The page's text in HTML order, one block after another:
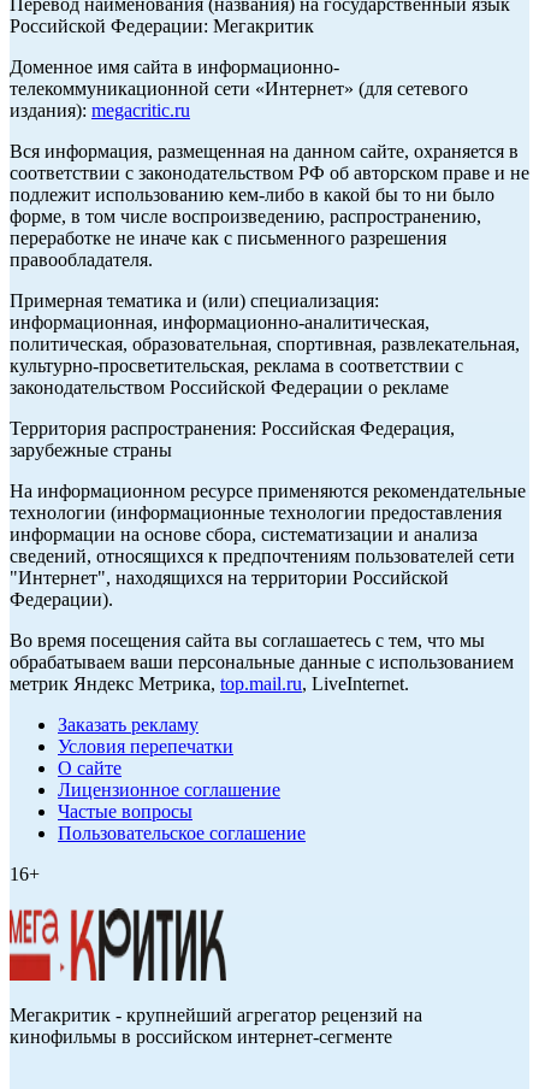
Перевод наименования (названия) на государственный язык
Российской Федерации: Мегакритик
Доменное имя сайта в информационно-
телекоммуникационной сети «Интернет» (для сетевого
издания): megacritic.ru
Вся информация, размещенная на данном сайте, охраняется в
соответствии с законодательством РФ об авторском праве и не
подлежит использованию кем-либо в какой бы то ни было
форме, в том числе воспроизведению, распространению,
переработке не иначе как с письменного разрешения
правообладателя.
Примерная тематика и (или) специализация:
информационная, информационно-аналитическая,
политическая, образовательная, спортивная, развлекательная,
культурно-просветительская, реклама в соответствии с
законодательством Российской Федерации о рекламе
Территория распространения: Российская Федерация,
зарубежные страны
На информационном ресурсе применяются рекомендательные
технологии (информационные технологии предоставления
информации на основе сбора, систематизации и анализа
сведений, относящихся к предпочтениям пользователей сети
"Интернет", находящихся на территории Российской
Федерации).
Во время посещения сайта вы соглашаетесь с тем, что мы
обрабатываем ваши персональные данные с использованием
метрик Яндекс Метрика, top.mail.ru, LiveInternet.
Заказать рекламу
Условия перепечатки
О сайте
Лицензионное соглашение
Частые вопросы
Пользовательское соглашение
16+
Мегакритик - крупнейший агрегатор рецензий на
кинофильмы в российском интернет-сегменте